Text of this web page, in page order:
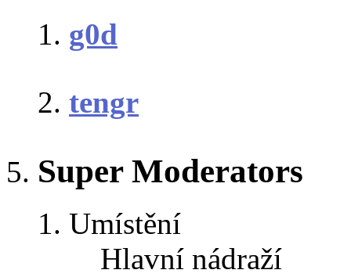
g0d
tengr
Super Moderators
Umístění
Hlavní nádraží